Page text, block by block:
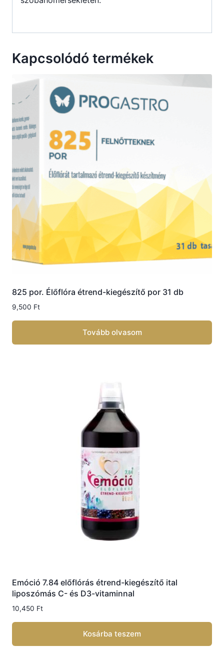
Kapcsolódó termékek
825 por. Élőflóra étrend-kiegészítő por 31 db
9,500 Ft
Tovább olvasom
Emóció 7.84 előflórás étrend-kiegészítő ital
liposzómás C- és D3-vitaminnal
10,450 Ft
Kosárba teszem